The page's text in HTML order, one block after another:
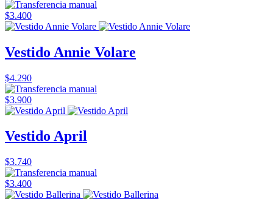
$3.400
Vestido Annie Volare
$4.290
$3.900
Vestido April
$3.740
$3.400